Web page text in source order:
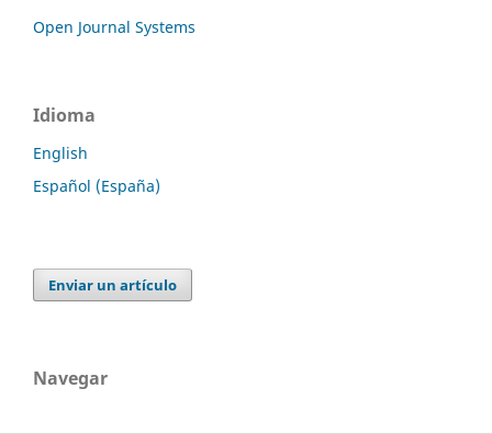
Open Journal Systems
Idioma
English
Español (España)
Enviar un artículo
Navegar